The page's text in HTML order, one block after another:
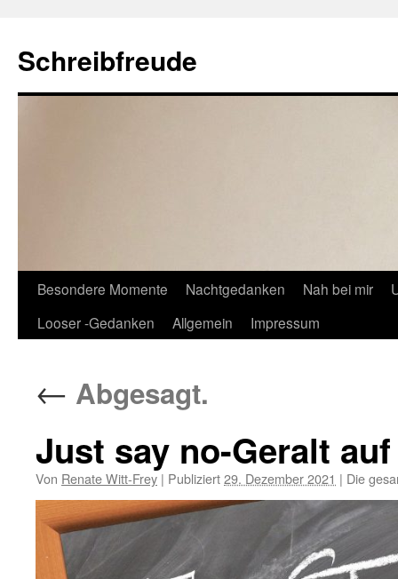
Schreibfreude
Besondere Momente Nachtgedanken Nah bei mir
Looser -Gedanken
Allgemein Impressum
← Abgesagt.
Just say no-Geralt
Von Renate Witt-Frey | Publiziert29. Dezember 2021 | Die